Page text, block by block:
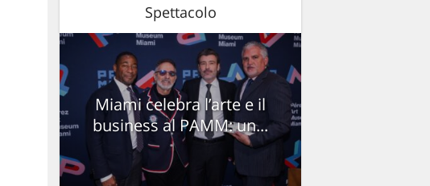
Spettacolo
Miami celebra l’arte e il
business al PAMM: un...